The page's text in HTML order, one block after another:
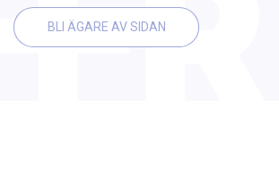
BLI ÄGARE AV SIDAN